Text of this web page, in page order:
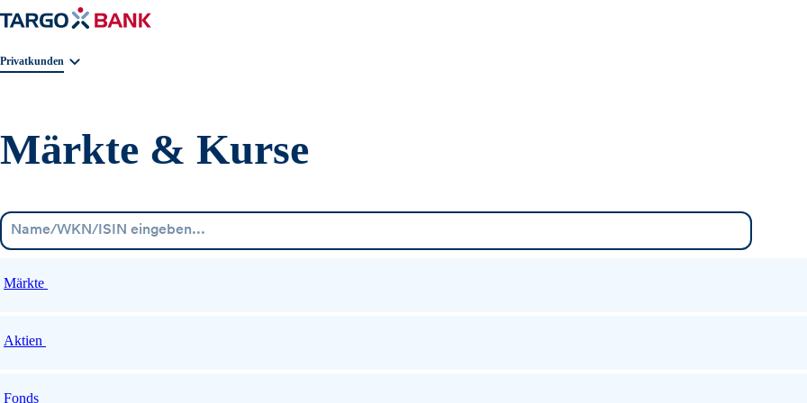
Geschäftsbereichnavigation. Aktuelle Auswahl:
Privatkunden
Märkte & Kurse
Märkte
Aktien
Fonds